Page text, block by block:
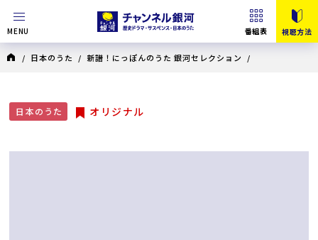
MENU 番組表 視聴方法
/ 日本のうた / 新譜！にっぽんのうた 銀河セレクション /
日本のうた オリジナル